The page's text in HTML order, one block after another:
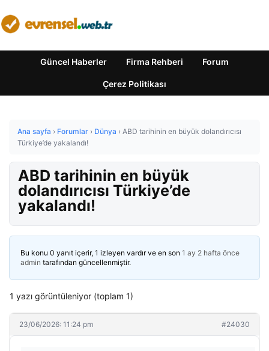
Güncel Haberler Firma Rehberi Forum
Çerez Politikası
Ana sayfa › Forumlar › Dünya › ABD tarihinin en büyük dolandırıcısı
Türkiye’de yakalandı!
ABD tarihinin en büyük
dolandırıcısı Türkiye’de
yakalandı!
Bu konu 0 yanıt içerir, 1 izleyen vardır ve en son 1 ay 2 hafta önce
admin tarafından güncellenmiştir.
1 yazı görüntüleniyor (toplam 1)
23/06/2026: 11:24 pm #24030